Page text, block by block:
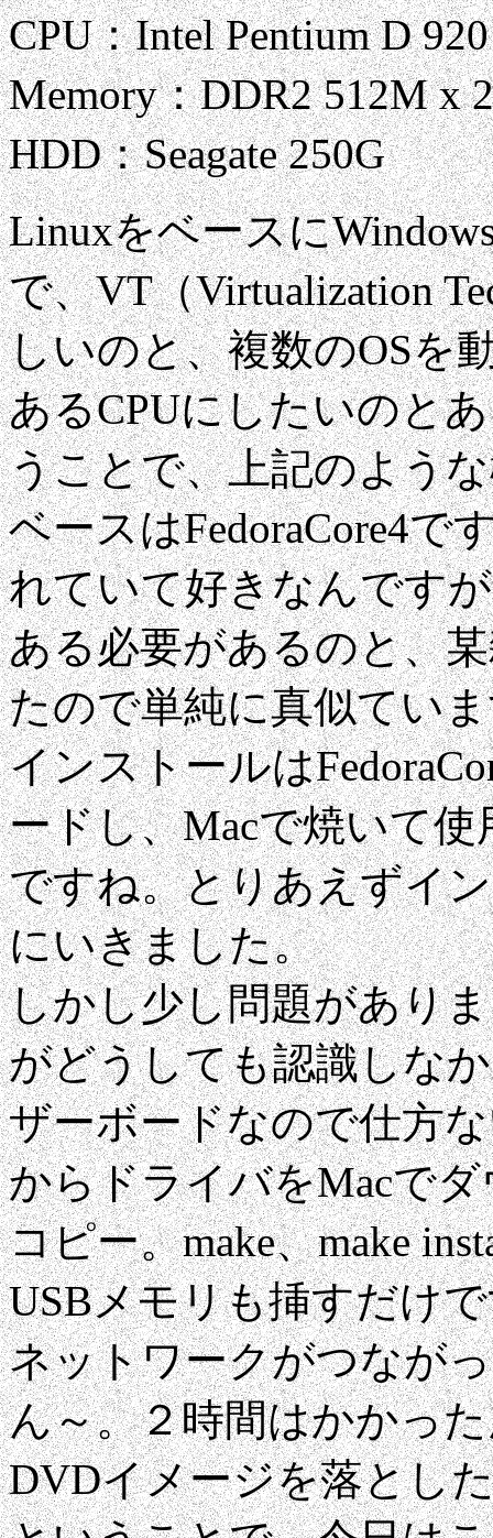
CPU：Intel Pentium D 920
Memory：DDR2 512M x 2
HDD：Seagate 250G
Linuxをベースに
で、VT（Virtualization
しいのと、複数のOSを
あるCPUにしたいのと
うことで、上記のよう
ベースはFedoraCore4で
れていて好きなんです
ある必要があるのと、
たので単純に真似てい
インストールは
ードし、Macで焼いて
ですね。とりあえずイ
にいきました。
しかし少し問題があり
がどうしても認識しな
ザーボードなので仕方
からドライバをMacで
コピー。make、make
USBメモリも挿すだけ
ネットワークがつなが
ん～。２時間はかかっ
DVDイメージを落とし